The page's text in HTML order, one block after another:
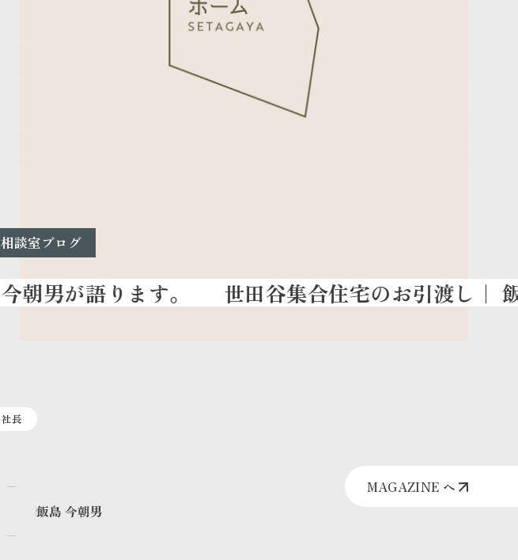
相談室ブログ
世田谷集合住宅のお引渡し｜ 飯島
社長
MAGAZINE へ
飯島 今朝男